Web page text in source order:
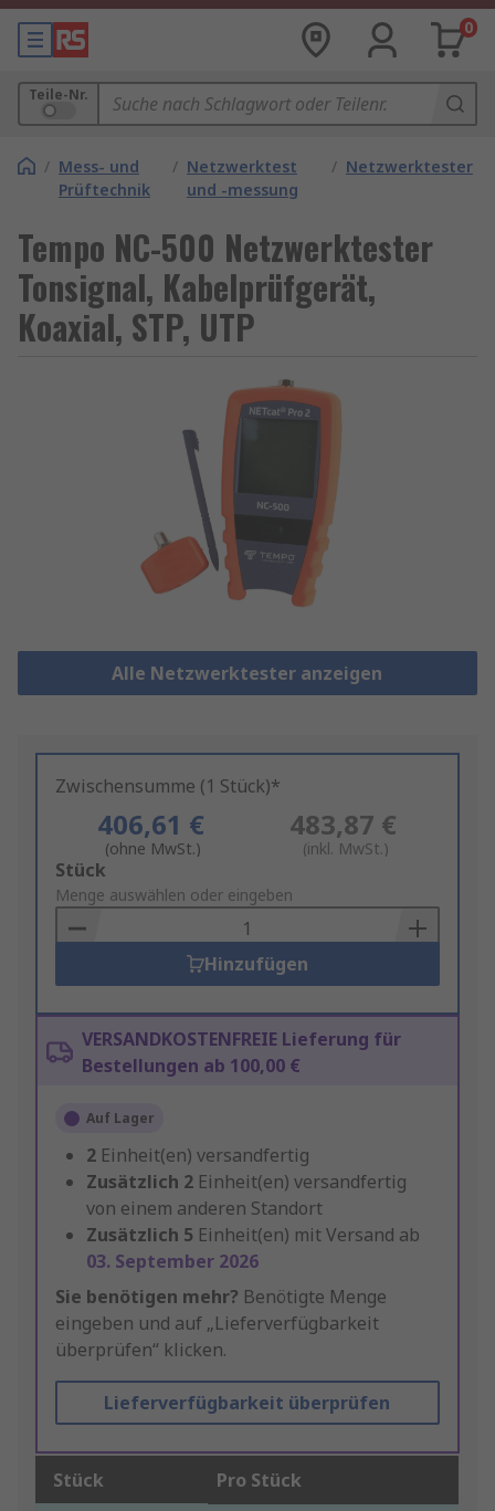
0
Teile-Nr.
/ Mess- und
Prüftechnik
/ Netzwerktest
und -messung
/ Netzwerktester
Tempo NC-500 Netzwerktester
Tonsignal, Kabelprüfgerät,
Koaxial, STP, UTP
Alle Netzwerktester anzeigen
Zwischensumme (1 Stück)*
406,61 €
(ohne MwSt.)
483,87 €
(inkl. MwSt.)
Add
to
Basket
Stück
Menge auswählen oder eingeben
Hinzufügen
VERSANDKOSTENFREIE Lieferung für
Bestellungen ab 100,00 €
Auf Lager
2 Einheit(en) versandfertig
Zusätzlich 2 Einheit(en) versandfertig
von einem anderen Standort
Zusätzlich 5 Einheit(en) mit Versand ab
03. September 2026
Sie benötigen mehr? Benötigte Menge
eingeben und auf „Lieferverfügbarkeit
überprüfen“ klicken.
Lieferverfügbarkeit überprüfen
Stück Pro Stück